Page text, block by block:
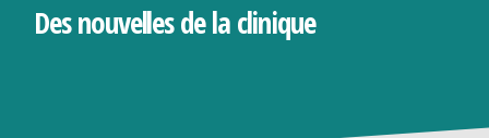
Des nouvelles de la clinique